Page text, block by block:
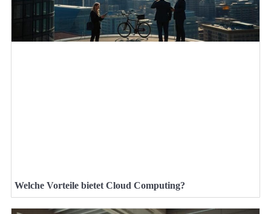
Welche Vorteile bietet Cloud Computing?